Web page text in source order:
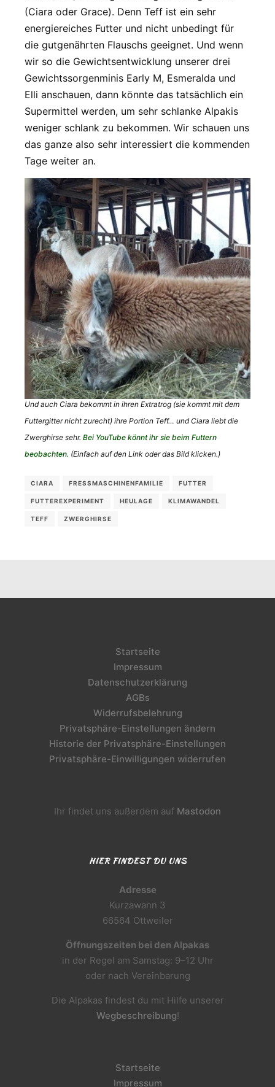
(Ciara oder Grace). Denn Teff ist ein sehr
energiereiches Futter und nicht unbedingt für
die gutgenährten Flauschs geeignet. Und wenn
wir so die Gewichtsentwicklung unserer drei
Gewichtssorgenminis Early M, Esmeralda und
Elli anschauen, dann könnte das tatsächlich ein
Supermittel werden, um sehr schlanke Alpakis
weniger schlank zu bekommen. Wir schauen uns
das ganze also sehr interessiert die kommenden
Tage weiter an.
Und auch Ciara bekommt in ihren Extratrog (sie kommt mit dem
Futtergitter nicht zurecht) ihre Portion Teff… und Ciara liebt die
Zwerghirse sehr. Bei YouTube könnt ihr sie beim Futtern
beobachten. (Einfach auf den Link oder das Bild klicken.)
CIARA FRESSMASCHINENFAMILIE FUTTER
FUTTEREXPERIMENT HEULAGE KLIMAWANDEL
TEFF ZWERGHIRSE
Startseite
Impressum
Datenschutzerklärung
AGBs
Widerrufsbelehrung
Privatsphäre-Einstellungen ändern
Historie der Privatsphäre-Einstellungen
Privatsphäre-Einwilligungen widerrufen
Ihr findet uns außerdem auf Mastodon
HIER FINDEST DU UNS
Adresse
Kurzawann 3
66564 Ottweiler
Öffnungszeiten bei den Alpakas
in der Regel am Samstag: 9–12 Uhr
oder nach Vereinbarung
Die Alpakas findest du mit Hilfe unserer
Wegbeschreibung!
Startseite
Impressum